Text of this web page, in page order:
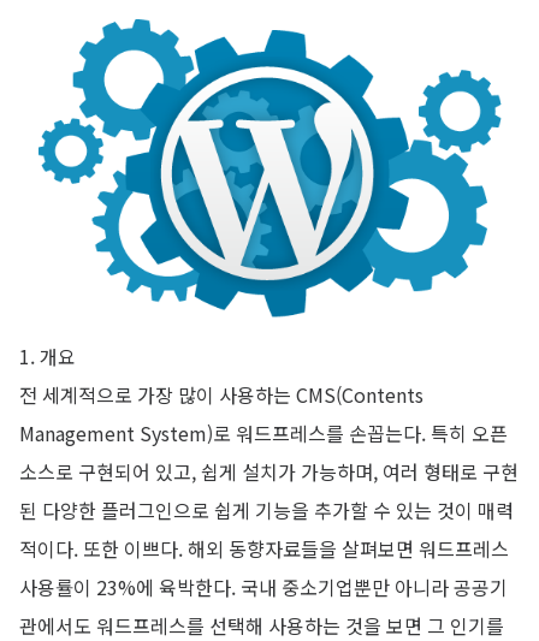
1. 개요
전 세계적으로 가장 많이 사용하는 CMS(Contents
Management System)로 워드프레스를 손꼽는다. 특히 오픈
소스로 구현되어 있고, 쉽게 설치가 가능하며, 여러 형태로 구현
된 다양한 플러그인으로 쉽게 기능을 추가할 수 있는 것이 매력
적이다. 또한 이쁘다. 해외 동향자료들을 살펴보면 워드프레스
사용률이 23%에 육박한다. 국내 중소기업뿐만 아니라 공공기
관에서도 워드프레스를 선택해 사용하는 것을 보면 그 인기를